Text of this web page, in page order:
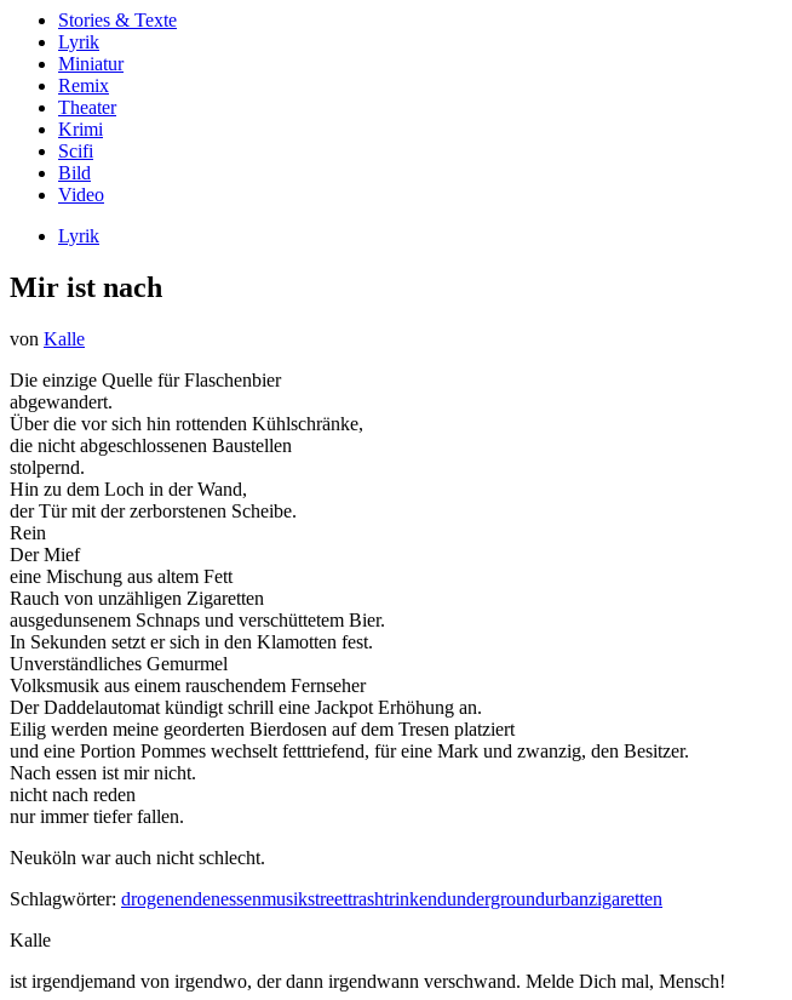
Stories & Texte
Lyrik
Miniatur
Remix
Theater
Krimi
Scifi
Bild
Video
Lyrik
Mir ist nach
von Kalle
Die einzige Quelle für Flaschenbier
abgewandert.
Über die vor sich hin rottenden Kühlschränke,
die nicht abgeschlossenen Baustellen
stolpernd.
Hin zu dem Loch in der Wand,
der Tür mit der zerborstenen Scheibe.
Rein
Der Mief
eine Mischung aus altem Fett
Rauch von unzähligen Zigaretten
ausgedunsenem Schnaps und verschüttetem Bier.
In Sekunden setzt er sich in den Klamotten fest.
Unverständliches Gemurmel
Volksmusik aus einem rauschendem Fernseher
Der Daddelautomat kündigt schrill eine Jackpot Erhöhung an.
Eilig werden meine georderten Bierdosen auf dem Tresen platziert
und eine Portion Pommes wechselt fetttriefend, für eine Mark und zwanzig, den Besitzer.
Nach essen ist mir nicht.
nicht nach reden
nur immer tiefer fallen.
Neuköln war auch nicht schlecht.
Schlagwörter: drogenendenessenmusikstreettrashtrinkendundergroundurbanzigaretten
Kalle
ist irgendjemand von irgendwo, der dann irgendwann verschwand. Melde Dich mal, Mensch!